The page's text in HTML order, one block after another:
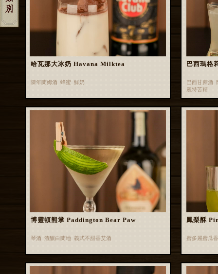
哈瓦那大冰奶 Havana Milktea
陳年蘭姆酒 蜂蜜 鮮奶
巴西瑪
巴西甘蔗酒
麗特苦精
博靈頓熊掌 Paddington Bear Paw
琴酒 渣釀白蘭地 義式不甜香艾酒
鳳梨酥
蜜多麗蜜瓜